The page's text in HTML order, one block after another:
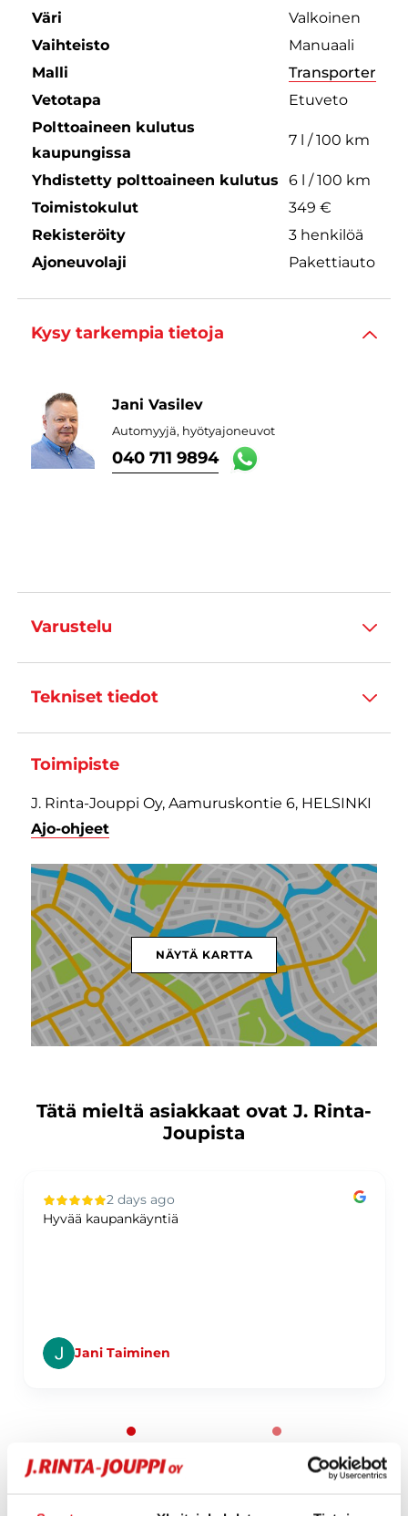
Väri
Valkoinen
Vaihteisto
Manuaali
Malli
Transporter
Vetotapa
Etuveto
Polttoaineen kulutus
kaupungissa
7 l / 100 km
Yhdistetty polttoaineen kulutus
6 l / 100 km
Toimistokulut
349 €
Rekisteröity
3 henkilöä
Ajoneuvolaji
Pakettiauto
Kysy tarkempia tietoja
Jani Vasilev
Automyyjä, hyötyajoneuvot
040 711 9894
Varustelu
Tekniset tiedot
Toimipiste
J. Rinta-Jouppi Oy, Aamuruskontie 6, HELSINKI
Ajo-ohjeet
NÄYTÄ KARTTA
Tätä mieltä asiakkaat ovat J. Rinta-
Joupista
2 days ago
Hyvää kaupankäyntiä
Jani Taiminen